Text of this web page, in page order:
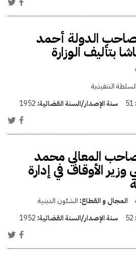
الدولة أحمد
بتأليف الوزارة
التنفيذية
51 سنة الإصدار/السنة القضائية: 1952
المعالي محمد
وزير الأوقاف في إدارة
المجال و القطاع: الشئون الدينية
52 سنة الإصدار/السنة القضائية: 1952